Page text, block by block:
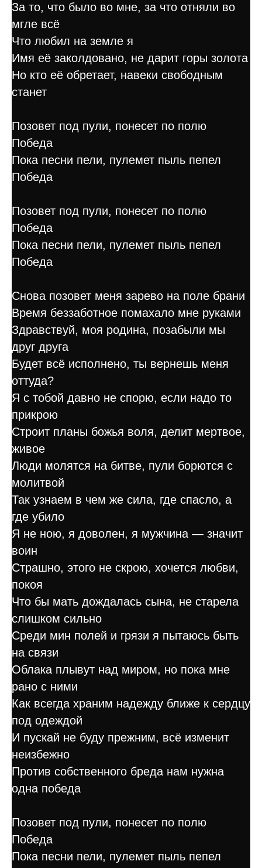
За то, что было во мне, за что отняли во
мгле всё
Что любил на земле я
Имя её заколдовано, не дарит горы золота
Но кто её обретает, навеки свободным
станет
Позовет под пули, понесет по полю
Победа
Пока песни пели, пулемет пыль пепел
Победа
Позовет под пули, понесет по полю
Победа
Пока песни пели, пулемет пыль пепел
Победа
Снова позовет меня зарево на поле брани
Время беззаботное помахало мне руками
Здравствуй, моя родина, позабыли мы
друг друга
Будет всё исполнено, ты вернешь меня
оттуда?
Я с тобой давно не спорю, если надо то
прикрою
Строит планы божья воля, делит мертвое,
живое
Люди молятся на битве, пули борются с
молитвой
Так узнаем в чем же сила, где спасло, а
где убило
Я не ною, я доволен, я мужчина — значит
воин
Страшно, этого не скрою, хочется любви,
покоя
Что бы мать дождалась сына, не старела
слишком сильно
Среди мин полей и грязи я пытаюсь быть
на связи
Облака плывут над миром, но пока мне
рано с ними
Как всегда храним надежду ближе к сердцу
под одеждой
И пускай не буду прежним, всё изменит
неизбежно
Против собственного бреда нам нужна
одна победа
Позовет под пули, понесет по полю
Победа
Пока песни пели, пулемет пыль пепел